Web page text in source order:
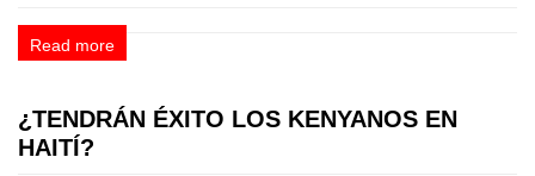
Read more
¿TENDRÁN ÉXITO LOS KENYANOS EN
HAITÍ?